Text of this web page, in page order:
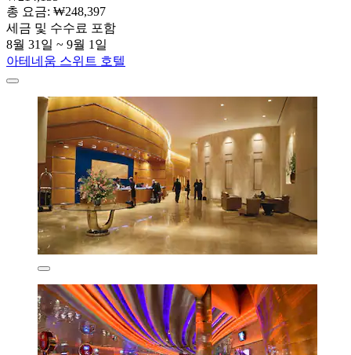
총 요금: ₩248,397
세금 및 수수료 포함
8월 31일 ~ 9월 1일
아테네움 스위트 호텔